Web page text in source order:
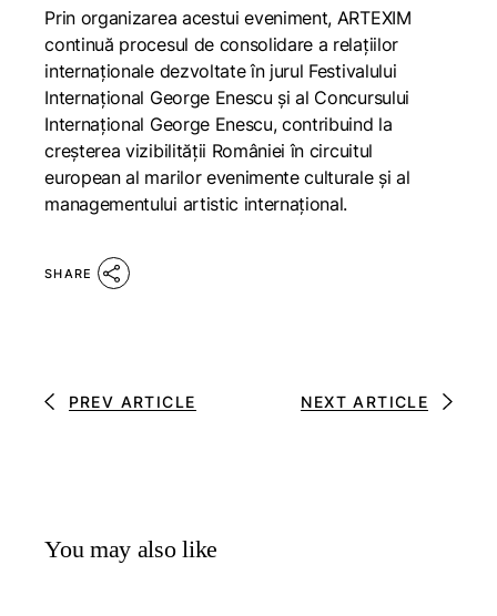
Prin organizarea acestui eveniment, ARTEXIM
continuă procesul de consolidare a relațiilor
internaționale dezvoltate în jurul Festivalului
Internațional George Enescu și al Concursului
Internațional George Enescu, contribuind la
creșterea vizibilității României în circuitul
european al marilor evenimente culturale și al
managementului artistic internațional.
SHARE
PREV ARTICLE NEXT ARTICLE
You may also like